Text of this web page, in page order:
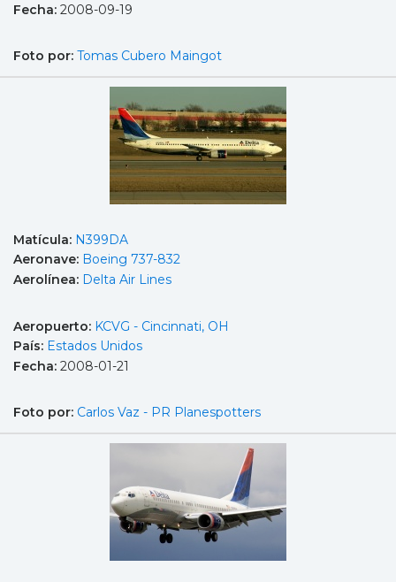
Fecha: 2008-09-19
Foto por: Tomas Cubero Maingot
Matícula: N399DA
Aeronave: Boeing 737-832
Aerolínea: Delta Air Lines
Aeropuerto: KCVG - Cincinnati, OH
País: Estados Unidos
Fecha: 2008-01-21
Foto por: Carlos Vaz - PR Planespotters